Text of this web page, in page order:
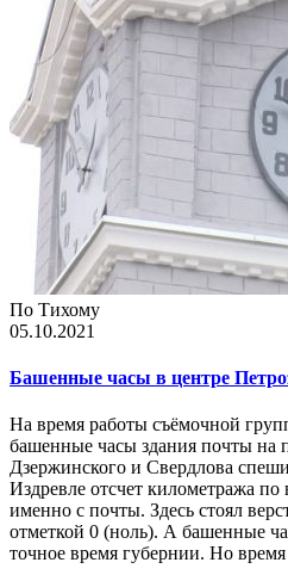
По Тихому
05.10.2021
Башенные часы в центре
На время работы съёмочной
башенные часы здания почты на
Дзержинского и Свердлова
Издревле отсчет километража по
именно с почты. Здесь стоял
отметкой 0 (ноль). А башенные
точное время губернии. Но